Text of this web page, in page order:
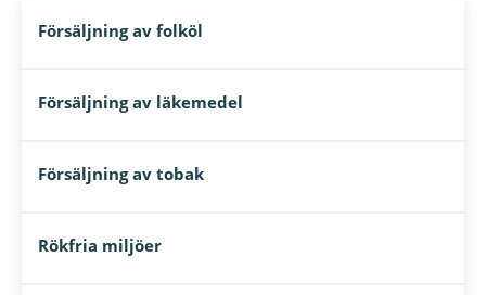
Försäljning av folköl
Försäljning av läkemedel
Försäljning av tobak
Rökfria miljöer